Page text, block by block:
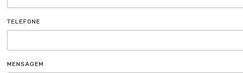
TELEFONE
MENSAGEM